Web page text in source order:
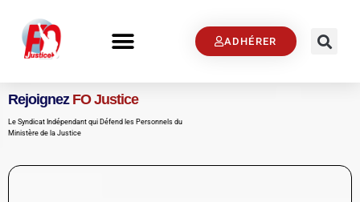
ADHÉRER
RejoignezFO Justice
Le Syndicat Indépendant qui Défend les Personnels du
Ministère de la Justice